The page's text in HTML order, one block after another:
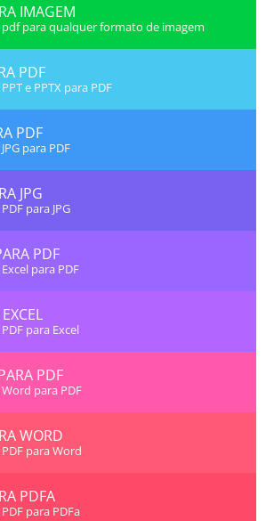
IMAGEM
para qualquer formato de imagem
PDF
e PPTX para PDF
PDF
para PDF
JPG
para JPG
PDF
para PDF
para Excel
PDF
para PDF
WORD
para Word
PDFA
para PDFa